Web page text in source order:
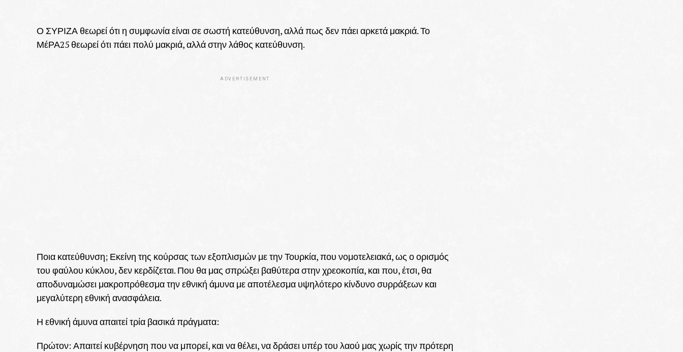
Ο ΣΥΡΙΖΑ θεωρεί ότι η συμφωνία είναι σε σωστή κατεύθυνση, αλλά πως δεν πάει αρκετά μακριά. Το
ΜέΡΑ25 θεωρεί ότι πάει πολύ μακριά, αλλά στην λάθος κατεύθυνση.
ADVERTISEMENT
Ποια κατεύθυνση; Εκείνη της κούρσας των εξοπλισμών με την Τουρκία, που νομοτελειακά, ως ο ορισμός
του φαύλου κύκλου, δεν κερδίζεται. Που θα μας σπρώξει βαθύτερα στην χρεοκοπία, και που, έτσι, θα
αποδυναμώσει μακροπρόθεσμα την εθνική άμυνα με αποτέλεσμα υψηλότερο κίνδυνο συρράξεων και
μεγαλύτερη εθνική ανασφάλεια.
Η εθνική άμυνα απαιτεί τρία βασικά πράγματα:
Πρώτον: Απαιτεί κυβέρνηση που να μπορεί, και να θέλει, να δράσει υπέρ του λαού μας χωρίς την πρότερη